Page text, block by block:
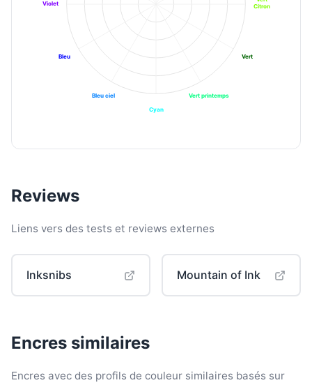
Citron
Vert
Vert printemps
Cyan
Bleu ciel
Bleu
Violet
Reviews
Liens vers des tests et reviews externes
Inksnibs Mountain of Ink
Encres similaires
Encres avec des profils de couleur similaires basés sur